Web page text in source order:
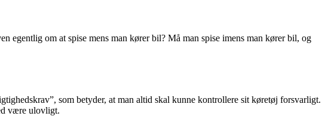
egentlig om at spise mens man kører bil? Må man spise imens man kører bil, og
som betyder, at man altid skal kunne kontrollere sit køretøj forsvarligt.
være ulovligt.